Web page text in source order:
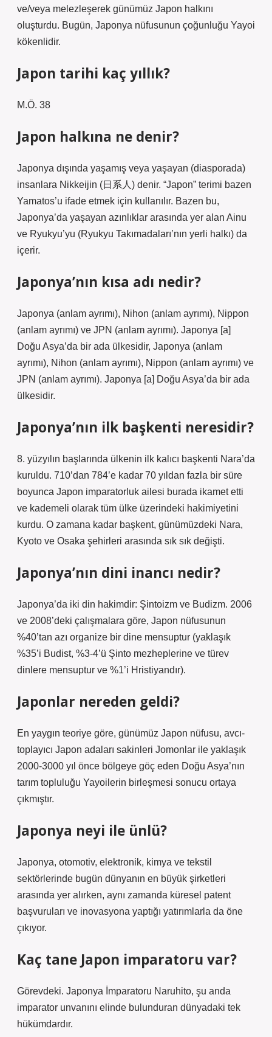
ve/veya melezleşerek günümüz Japon halkını
oluşturdu. Bugün, Japonya nüfusunun çoğunluğu Yayoi
kökenlidir.
Japon tarihi kaç yıllık?
M.Ö. 38
Japon halkına ne denir?
Japonya dışında yaşamış veya yaşayan (diasporada)
insanlara Nikkeijin (日系人) denir. “Japon” terimi bazen
Yamatos’u ifade etmek için kullanılır. Bazen bu,
Japonya’da yaşayan azınlıklar arasında yer alan Ainu
ve Ryukyu’yu (Ryukyu Takımadaları’nın yerli halkı) da
içerir.
Japonya’nın kısa adı nedir?
Japonya (anlam ayrımı), Nihon (anlam ayrımı), Nippon
(anlam ayrımı) ve JPN (anlam ayrımı). Japonya [a]
Doğu Asya’da bir ada ülkesidir, Japonya (anlam
ayrımı), Nihon (anlam ayrımı), Nippon (anlam ayrımı) ve
JPN (anlam ayrımı). Japonya [a] Doğu Asya’da bir ada
ülkesidir.
Japonya’nın ilk başkenti neresidir?
8. yüzyılın başlarında ülkenin ilk kalıcı başkenti Nara’da
kuruldu. 710’dan 784’e kadar 70 yıldan fazla bir süre
boyunca Japon imparatorluk ailesi burada ikamet etti
ve kademeli olarak tüm ülke üzerindeki hakimiyetini
kurdu. O zamana kadar başkent, günümüzdeki Nara,
Kyoto ve Osaka şehirleri arasında sık sık değişti.
Japonya’nın dini inancı nedir?
Japonya’da iki din hakimdir: Şintoizm ve Budizm. 2006
ve 2008’deki çalışmalara göre, Japon nüfusunun
%40’tan azı organize bir dine mensuptur (yaklaşık
%35’i Budist, %3-4’ü Şinto mezheplerine ve türev
dinlere mensuptur ve %1’i Hristiyandır).
Japonlar nereden geldi?
En yaygın teoriye göre, günümüz Japon nüfusu, avcı-
toplayıcı Japon adaları sakinleri Jomonlar ile yaklaşık
2000-3000 yıl önce bölgeye göç eden Doğu Asya’nın
tarım topluluğu Yayoilerin birleşmesi sonucu ortaya
çıkmıştır.
Japonya neyi ile ünlü?
Japonya, otomotiv, elektronik, kimya ve tekstil
sektörlerinde bugün dünyanın en büyük şirketleri
arasında yer alırken, aynı zamanda küresel patent
başvuruları ve inovasyona yaptığı yatırımlarla da öne
çıkıyor.
Kaç tane Japon imparatoru var?
Görevdeki. Japonya İmparatoru Naruhito, şu anda
imparator unvanını elinde bulunduran dünyadaki tek
hükümdardır.